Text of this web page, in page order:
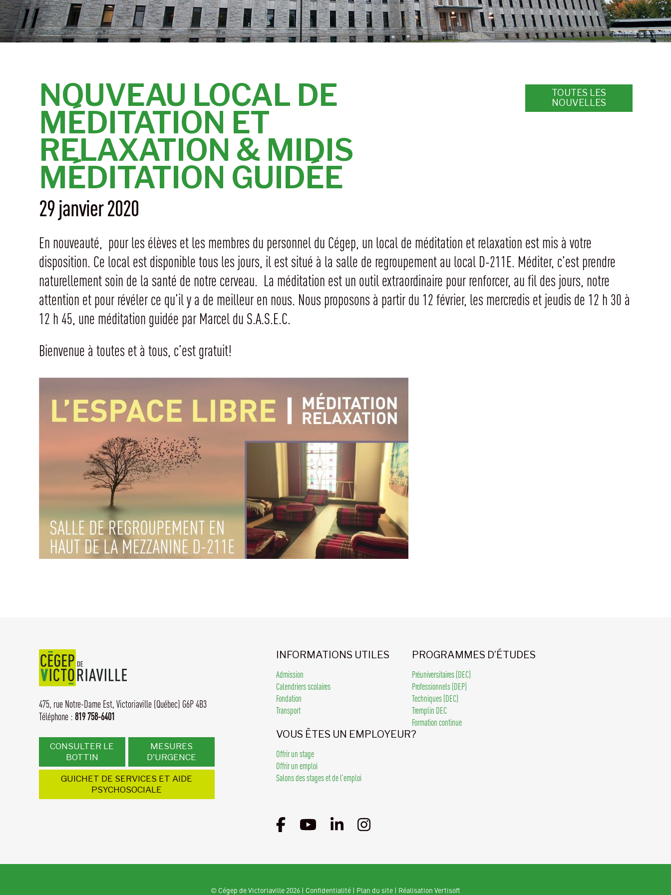
TOUTES LES
NOUVELLES
NOUVEAU LOCAL DE
MÉDITATION ET
RELAXATION & MIDIS
MÉDITATION GUIDÉE
29 janvier 2020
En nouveauté, pour les élèves et les membres du personnel du Cégep, un local de méditation et relaxation est mis à votre
disposition. Ce local est disponible tous les jours, il est situé à la salle de regroupement au local D-211E. Méditer, c’est prendre
naturellement soin de la santé de notre cerveau. La méditation est un outil extraordinaire pour renforcer, au fil des jours, notre
attention et pour révéler ce qu’il y a de meilleur en nous. Nous proposons à partir du 12 février, les mercredis et jeudis de 12 h 30 à
12 h 45, une méditation guidée par Marcel du S.A.S.E.C.
Bienvenue à toutes et à tous, c’est gratuit!
475, rue Notre-Dame Est, Victoriaville (Québec) G6P 4B3
Téléphone : 819 758-6401
CONSULTER LE
BOTTIN
MESURES
D'URGENCE
GUICHET DE SERVICES ET AIDE
PSYCHOSOCIALE
INFORMATIONS UTILES
Admission
Calendriers scolaires
Fondation
Transport
PROGRAMMES D’ÉTUDES
Préuniversitaires (DEC)
Professionnels (DEP)
Techniques (DEC)
Tremplin DEC
Formation continue
VOUS ÊTES UN EMPLOYEUR?
Offrir un stage
Offrir un emploi
Salons des stages et de l’emploi
© Cégep de Victoriaville 2026 | Confidentialité | Plan du site | Réalisation Vertisoft